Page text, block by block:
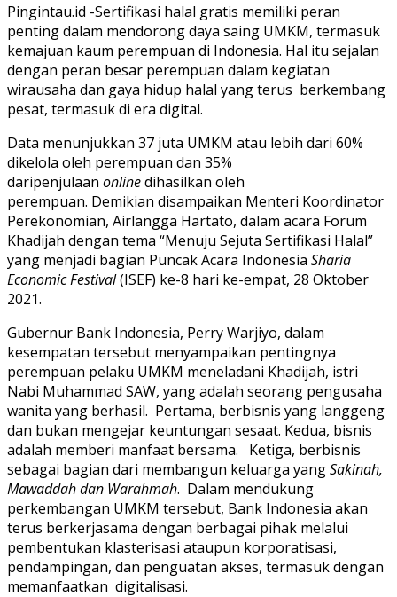
Pingintau.id -Sertifikasi halal gratis memiliki peran
penting dalam mendorong daya saing UMKM, termasuk
kemajuan kaum perempuan di Indonesia. Hal itu sejalan
dengan peran besar perempuan dalam kegiatan
wirausaha dan gaya hidup halal yang terus berkembang
pesat, termasuk di era digital.
Data menunjukkan 37 juta UMKM atau lebih dari 60%
dikelola oleh perempuan dan 35%
daripenjulaan onlinedihasilkan oleh
perempuan. Demikian disampaikan Menteri Koordinator
Perekonomian, Airlangga Hartato, dalam acara Forum
Khadijah dengan tema “Menuju Sejuta Sertifikasi Halal”
yang menjadi bagian Puncak Acara Indonesia Sharia
Economic Festival(ISEF) ke-8 hari ke-empat, 28 Oktober
2021.
Gubernur Bank Indonesia, Perry Warjiyo, dalam
kesempatan tersebut menyampaikan pentingnya
perempuan pelaku UMKM meneladani Khadijah, istri
Nabi Muhammad SAW, yang adalah seorang pengusaha
wanita yang berhasil. Pertama, berbisnis yang langgeng
dan bukan mengejar keuntungan sesaat. Kedua, bisnis
adalah memberi manfaat bersama. Ketiga, berbisnis
sebagai bagian dari membangun keluarga yangSakinah,
Mawaddah dan Warahmah. Dalam mendukung
perkembangan UMKM tersebut, Bank Indonesia akan
terus berkerjasama dengan berbagai pihak melalui
pembentukan klasterisasi ataupun korporatisasi,
pendampingan, dan penguatan akses, termasuk dengan
memanfaatkan digitalisasi.